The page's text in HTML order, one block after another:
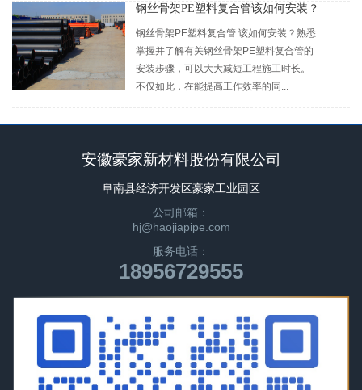
钢丝骨架PE塑料复合管该如何安装？
钢丝骨架PE塑料复合管 该如何安装？熟悉
掌握并了解有关钢丝骨架PE塑料复合管的
安装步骤，可以大大减短工程施工时长。
不仅如此，在能提高工作效率的同...
安徽豪家新材料股份有限公司
阜南县经济开发区豪家工业园区
公司邮箱：
hj@haojiapipe.com
服务电话：
18956729555